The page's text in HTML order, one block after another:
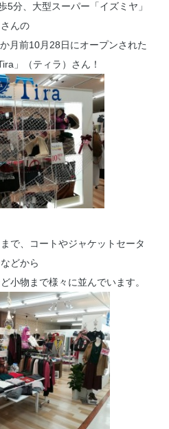
5分、大型スーパー「イズミヤ」
さんの
月前10月28日にオープンされた
」（ティラ）さん！
で、コートやジャケットセータ
どから
小物まで様々に並んでいます。